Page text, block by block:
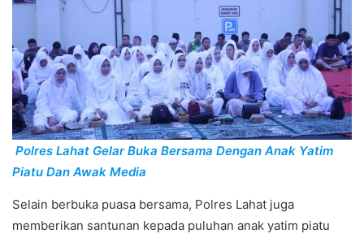
Polres Lahat Gelar Buka Bersama Dengan Anak Yatim
Piatu Dan Awak Media
Selain berbuka puasa bersama, Polres Lahat juga
memberikan santunan kepada puluhan anak yatim piatu